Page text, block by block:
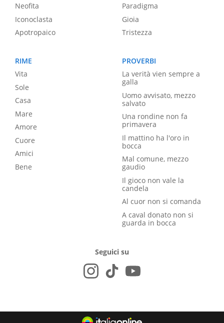
Neofita
Iconoclasta
Apotropaico
Paradigma
Gioia
Tristezza
RIME
Vita
Sole
Casa
Mare
Amore
Cuore
Amici
Bene
PROVERBI
La verità vien sempre a
galla
Uomo avvisato, mezzo
salvato
Una rondine non fa
primavera
Il mattino ha l'oro in
bocca
Mal comune, mezzo
gaudio
Il gioco non vale la
candela
Al cuor non si comanda
A caval donato non si
guarda in bocca
Seguici su